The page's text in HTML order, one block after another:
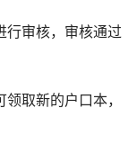
行审核，审核通过
取新的户口本，